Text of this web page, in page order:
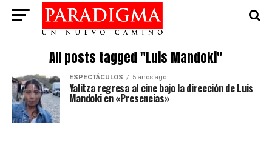
All posts tagged "Luis Mandoki"
ESPECTÁCULOS 5 años ago
Yalitza regresa al cine bajo la dirección de Luis
Mandoki en «Presencias»